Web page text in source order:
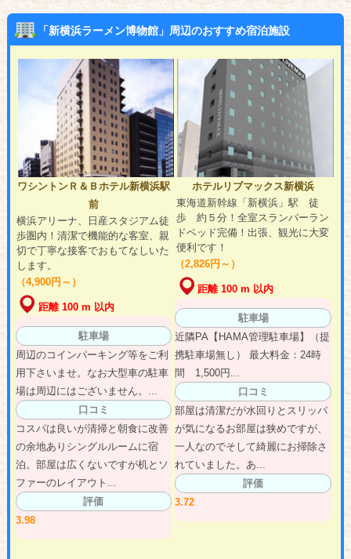
「新横浜ラーメン博物館」周辺のおすすめ宿泊施設
ワシントンＲ＆Ｂホテル新横浜駅
前
横浜アリーナ、日産スタジアム徒
歩圏内！清潔で機能的な客室、親
切で丁寧な接客でおもてなしいた
します。
（4,900円～）
距離 100 m 以内
駐車場
周辺のコインパーキング等をご利
用下さいませ。なお大型車の駐車
場は周辺にはございません。...
口コミ
コスパは良いが清掃と朝食に改善
の余地ありシングルルームに宿
泊。部屋は広くないですが机とソ
ファーのレイアウト...
評価
3.98
ホテルリブマックス新横浜
東海道新幹線「新横浜」駅 徒
歩 約５分！全室スランバーラン
ドベッド完備！出張、観光に大変
便利です！
（2,826円～）
距離 100 m 以内
駐車場
近隣PA【HAMA管理駐車場】（提
携駐車場無し） 最大料金：24時
間 1,500円...
口コミ
部屋は清潔だが水回りとスリッパ
が気になるお部屋は狭めですが、
一人なのでそして綺麗にお掃除さ
れていました。あ...
評価
3.72